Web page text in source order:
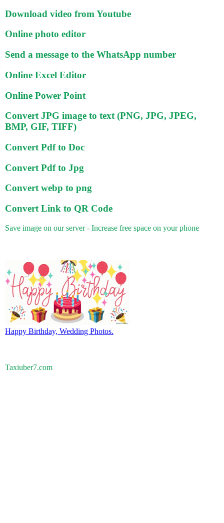
Download video from Youtube
Online photo editor
Send a message to the WhatsApp number
Online Excel Editor
Online Power Point
Convert JPG image to text (PNG, JPG, JPEG,
BMP, GIF, TIFF)
Convert Pdf to Doc
Convert Pdf to Jpg
Convert webp to png
Convert Link to QR Code
Save image on our server - Increase free space on your phone
Happy Birthday, Wedding Photos.
Taxiuber7.com